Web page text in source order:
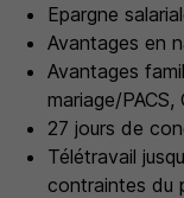
Epargne
Avantages en
Avantages
mariage/PACS,
27 jours de
Télétravail
contraintes du